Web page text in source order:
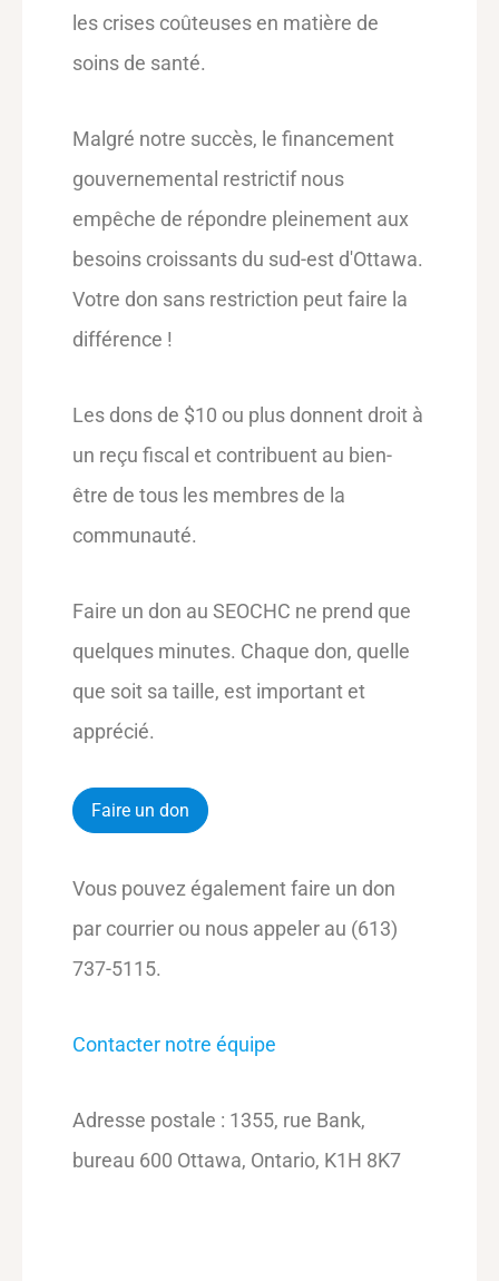
les crises coûteuses en matière de
soins de santé.
Malgré notre succès, le financement
gouvernemental restrictif nous
empêche de répondre pleinement aux
besoins croissants du sud-est d'Ottawa.
Votre don sans restriction peut faire la
différence !
Les dons de $10 ou plus donnent droit à
un reçu fiscal et contribuent au bien-
être de tous les membres de la
communauté.
Faire un don au SEOCHC ne prend que
quelques minutes. Chaque don, quelle
que soit sa taille, est important et
apprécié.
Faire un don
Vous pouvez également faire un don
par courrier ou nous appeler au (613)
737-5115.
Contacter notre équipe
Adresse postale : 1355, rue Bank,
bureau 600 Ottawa, Ontario, K1H 8K7